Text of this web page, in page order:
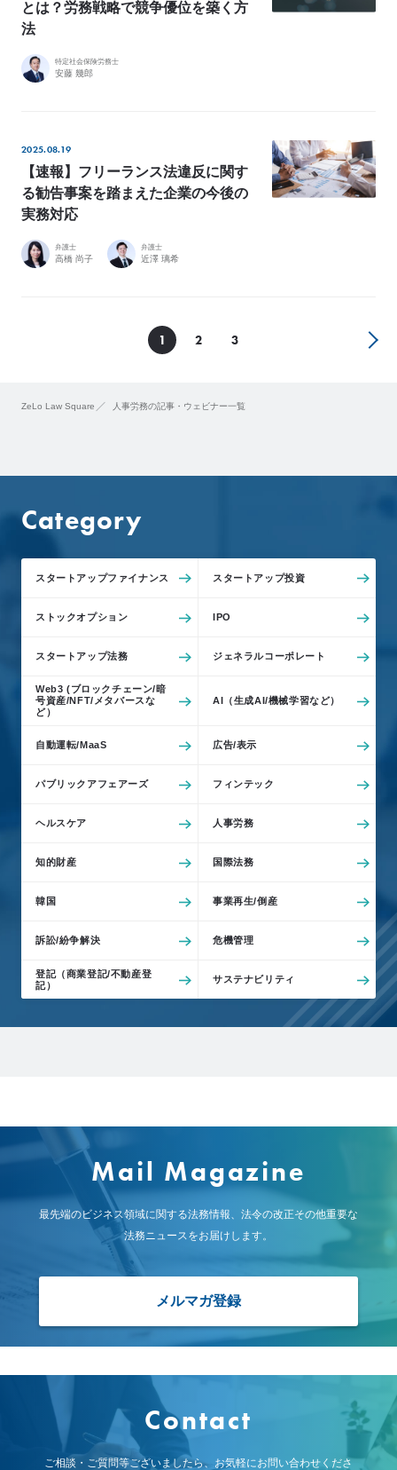
とは？労務戦略で競争優位を築く方
法
特定社会保険労務士
安藤 幾郎
2025.08.19
【速報】フリーランス法違反に関す
る勧告事案を踏まえた企業の今後の
実務対応
弁護士
高橋 尚子
弁護士
近澤 璃希
1 2 3
ZeLo Law Square 人事労務の記事・ウェビナー一覧
Category
スタートアップファイナンス スタートアップ投資
ストックオプション IPO
スタートアップ法務 ジェネラルコーポレート
Web3 (ブロックチェーン/暗
号資産/NFT/メタバースな
ど）
AI（生成AI/機械学習など）
自動運転/MaaS 広告/表示
パブリックアフェアーズ フィンテック
ヘルスケア 人事労務
知的財産 国際法務
韓国 事業再生/倒産
訴訟/紛争解決 危機管理
登記（商業登記/不動産登
記）
サステナビリティ
Mail Magazine
最先端のビジネス領域に関する法務情報、 法令の改正その他重要な
法務ニュースをお届けします。
メルマガ登録
Contact
ご相談・ご質問等ございましたら、お気軽にお問い合わせくださ